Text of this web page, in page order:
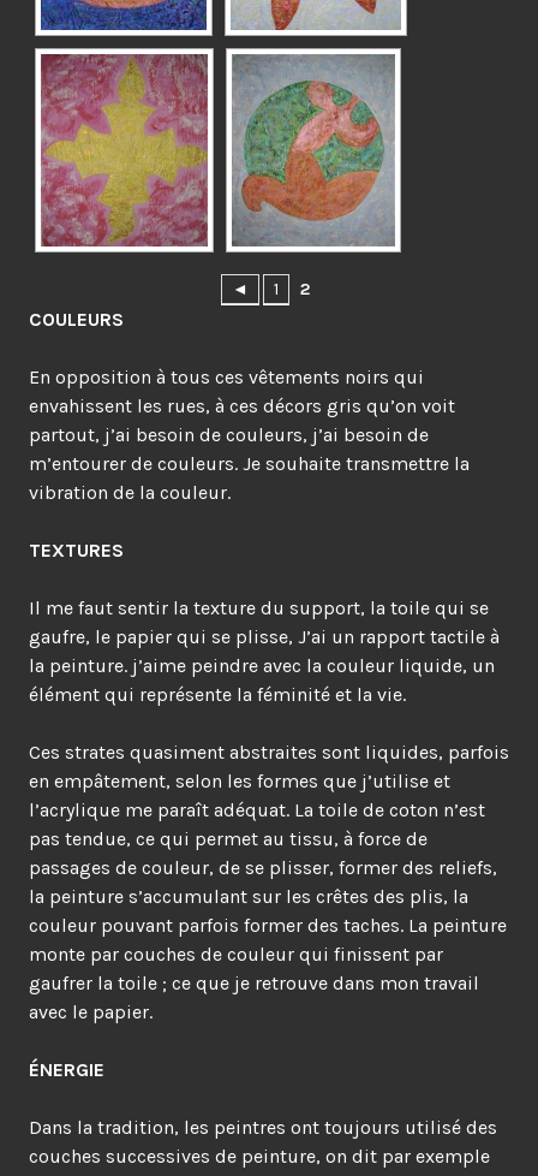
◄ 1 2
COULEURS
En opposition à tous ces vêtements noirs qui
envahissent les rues, à ces décors gris qu’on voit
partout, j’ai besoin de couleurs, j’ai besoin de
m’entourer de couleurs. Je souhaite transmettre la
vibration de la couleur.
TEXTURES
Il me faut sentir la texture du support, la toile qui se
gaufre, le papier qui se plisse, J’ai un rapport tactile à
la peinture. j’aime peindre avec la couleur liquide, un
élément qui représente la féminité et la vie.
Ces strates quasiment abstraites sont liquides, parfois
en empâtement, selon les formes que j’utilise et
l’acrylique me paraît adéquat. La toile de coton n’est
pas tendue, ce qui permet au tissu, à force de
passages de couleur, de se plisser, former des reliefs,
la peinture s’accumulant sur les crêtes des plis, la
couleur pouvant parfois former des taches. La peinture
monte par couches de couleur qui finissent par
gaufrer la toile ; ce que je retrouve dans mon travail
avec le papier.
ÉNERGIE
Dans la tradition, les peintres ont toujours utilisé des
couches successives de peinture, on dit par exemple